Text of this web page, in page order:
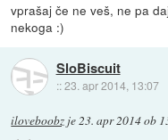
vprašaj če ne veš, ne pa
nekoga :)
SloBiscuit
::23. apr 2014, 13:07
iloveboobz je23. apr 2014 ob